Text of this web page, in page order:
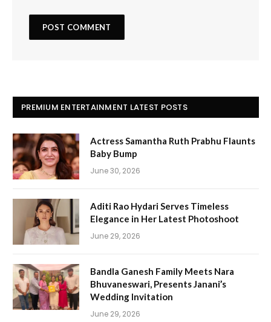
PREMIUM ENTERTAINMENT LATEST POSTS
Actress Samantha Ruth Prabhu Flaunts
Baby Bump
June 30, 2026
Aditi Rao Hydari Serves Timeless
Elegance in Her Latest Photoshoot
June 29, 2026
Bandla Ganesh Family Meets Nara
Bhuvaneswari, Presents Janani’s
Wedding Invitation
June 29, 2026